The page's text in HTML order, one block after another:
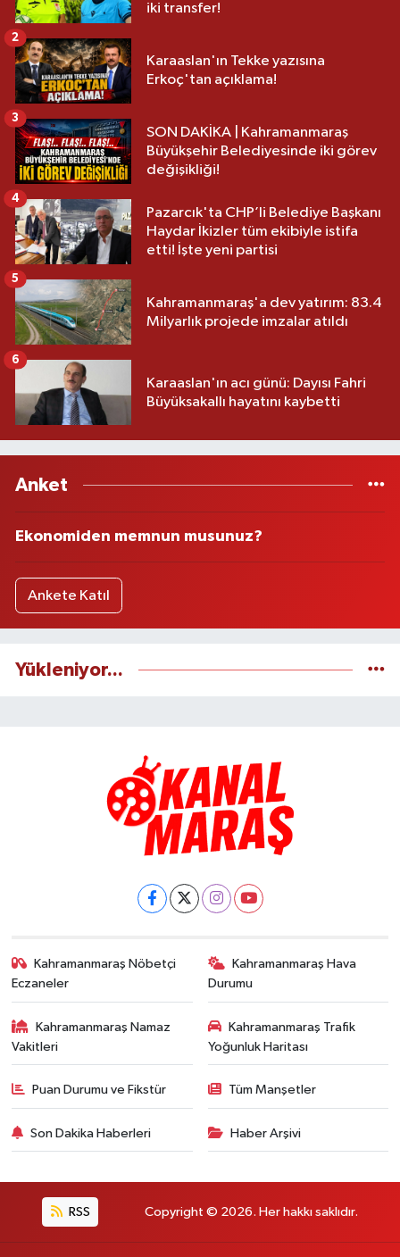
iki transfer!
Karaaslan'ın Tekke yazısına
Erkoç'tan açıklama!
2
SON DAKİKA | Kahramanmaraş
Büyükşehir Belediyesinde iki görev
değişikliği!
3
Pazarcık'ta CHP’li Belediye Başkanı
Haydar İkizler tüm ekibiyle istifa
etti! İşte yeni partisi
4
Kahramanmaraş'a dev yatırım: 83.4
Milyarlık projede imzalar atıldı
5
Karaaslan'ın acı günü: Dayısı Fahri
Büyüksakallı hayatını kaybetti
6
Anket
Ekonomiden memnun musunuz?
Ankete Katıl
Yükleniyor...
Kahramanmaraş Nöbetçi
Eczaneler
Kahramanmaraş Hava
Durumu
Kahramanmaraş Namaz
Vakitleri
Kahramanmaraş Trafik
Yoğunluk Haritası
Puan Durumu ve Fikstür Tüm Manşetler
Son Dakika Haberleri Haber Arşivi
RSS Copyright © 2026. Her hakkı saklıdır.